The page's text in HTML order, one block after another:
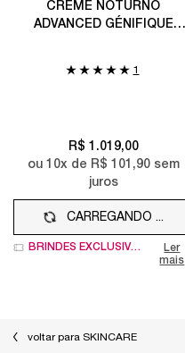
CREME NOTURNO
ADVANCED GÉNIFIQUE
1
R$ 1.019,00
ou 10x de R$ 101,90sem
juros
CARREGANDO ...
BRINDES EXCLUSIVOS
Ler
mais
voltar para SKINCARE